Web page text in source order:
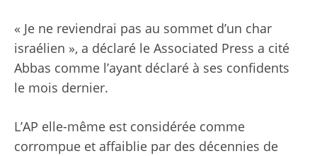
« Je ne reviendrai pas au sommet d’un char
israélien », a déclaré le Associated Press a cité
Abbas comme l’ayant déclaré à ses confidents
le mois dernier.
L’AP elle-même est considérée comme
corrompue et affaiblie par des décennies de